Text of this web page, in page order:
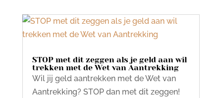
STOP met dit zeggen als je geld aan wil
trekken met de Wet van Aantrekking
Wil jij geld aantrekken met de Wet van
Aantrekking? STOP dan met dit zeggen!